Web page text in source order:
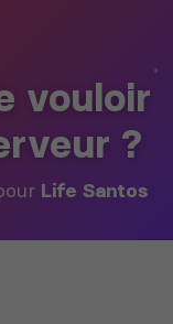
vouloir
?
Life Santos